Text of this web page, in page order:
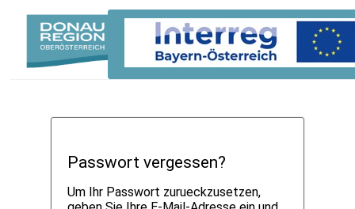
Passwort vergessen?
Um Ihr Passwort zurueckzusetzen,